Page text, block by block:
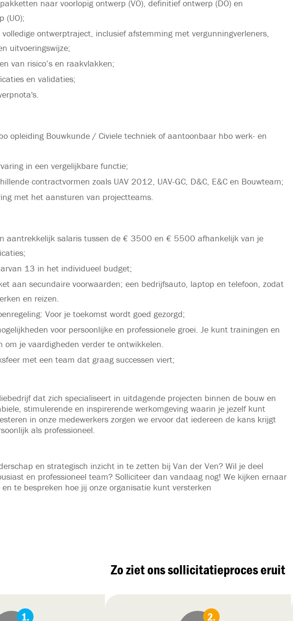
naar voorlopig ontwerp (VO), definitief ontwerp (DO) en
(UO);
ontwerptraject, inclusief afstemming met vergunningverleners,
uitvoeringswijze;
van risico’s en raakvlakken;
en validaties;
opleiding Bouwkunde / Civiele techniek of aantoonbaar hbo werk- en
in een vergelijkbare functie;
contractvormen zoals UAV 2012, UAV-GC, D&C, E&C en Bouwteam;
met het aansturen van projectteams.
aantrekkelijk salaris tussen de € 3500 en € 5500 afhankelijk van je
13 in het individueel budget;
aan secundaire voorwaarden; een bedrijfsauto, laptop en telefoon, zodat
en reizen.
Voor je toekomst wordt goed gezorgd;
voor persoonlijke en professionele groei. Je kunt trainingen en
om je vaardigheden verder te ontwikkelen.
met een team dat graag successen viert;
dat zich specialiseert in uitdagende projecten binnen de bouw en
stimulerende en inspirerende werkomgeving waarin je jezelf kunt
in onze medewerkers zorgen we ervoor dat iedereen de kans krijgt
als professioneel.
en strategisch inzicht in te zetten bij Van der Ven? Wil je deel
en professioneel team? Solliciteer dan vandaag nog! We kijken ernaar
te bespreken hoe jij onze organisatie kunt versterken
Zo ziet ons sollicitatieproces eruit